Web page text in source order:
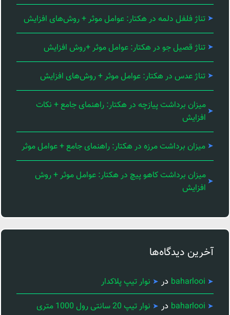
تناژ فلفل دلمه در هکتار: عوامل موثر + روش‌های افزایش
تناژ قصیل جو در هکتار: عوامل موثر +روش افزایش
تناژ عدس در هکتار: عوامل موثر + روش‌های افزایش
میزان برداشت پیازچه در هکتار: راهنمای جامع + نکات
افزایش
میزان برداشت مرزه در هکتار: راهنمای جامع + عوامل موثر
میزان برداشت کاهو پیچ در هکتار: عوامل موثر + روش
افزایش
آخرین دیدگاه‌ها
baharlooi در
نوار تیپ پلاکدار
baharlooi در
نوار تیپ 20 سانتی رول 1000 متری